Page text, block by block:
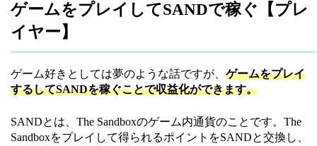
ゲームをプレイしてSANDで稼ぐ【プレ
イヤー】
ゲーム好きとしては夢のような話ですが、 ゲームをプレイ
するしてSANDを稼ぐことで収益化ができます。
SANDとは、The Sandboxのゲーム内通貨のことです。The
Sandboxをプレイして得られるポイントをSANDと交換し、